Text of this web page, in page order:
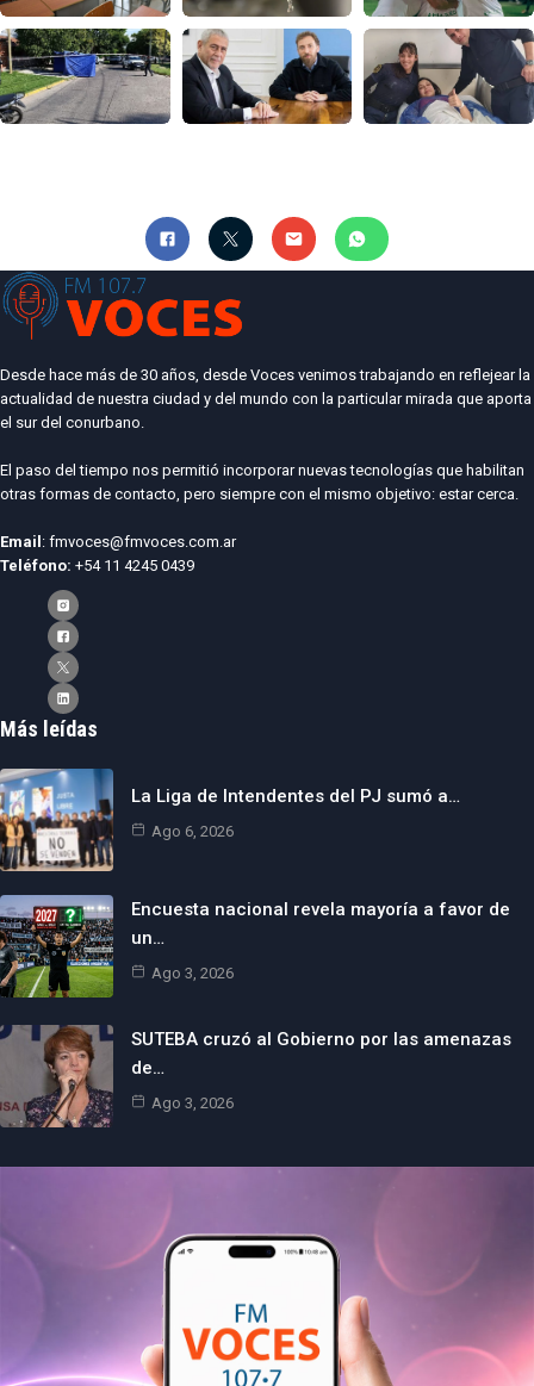
Desde hace más de 30 años, desde Voces venimos trabajando en reflejear la
actualidad de nuestra ciudad y del mundo con la particular mirada que aporta
el sur del conurbano.
El paso del tiempo nos permitió incorporar nuevas tecnologías que habilitan
otras formas de contacto, pero siempre con el mismo objetivo: estar cerca.
Email : fmvoces@fmvoces.com.ar
Teléfono: +54 11 4245 0439
Más leídas
La Liga de Intendentes del PJ sumó a…
Ago 6, 2026
Encuesta nacional revela mayoría a favor de
un…
Ago 3, 2026
SUTEBA cruzó al Gobierno por las amenazas
de…
Ago 3, 2026